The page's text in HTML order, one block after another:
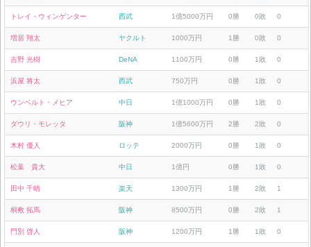
トレイ・ウィンゲンター 西武 1億5000万円 0勝 0敗 0
増居 翔太 ヤクルト 1000万円 1勝 0敗 0
吉野 光樹 DeNA 1100万円 0勝 1敗 0
浜屋 将太 西武 750万円 0勝 1敗 0
ウンベルト・メヒア 中日 1億1000万円 0勝 1敗 0
ダウリ・モレッタ 阪神 1億5600万円 2勝 2敗 0
木村 優人 ロッテ 2000万円 0勝 1敗 0
松葉 貴大 中日 1億円 0勝 1敗 0
田中 千晴 楽天 1300万円 1勝 2敗 1
桐敷 拓馬 阪神 8500万円 0勝 2敗 1
門別 啓人 阪神 1200万円 1勝 1敗 0